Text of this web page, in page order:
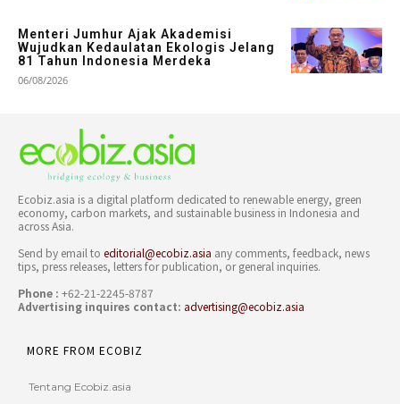
Menteri Jumhur Ajak Akademisi
Wujudkan Kedaulatan Ekologis Jelang
81 Tahun Indonesia Merdeka
06/08/2026
Ecobiz.asia is a digital platform dedicated to renewable energy, green
economy, carbon markets, and sustainable business in Indonesia and
across Asia.
Send by email to editorial@ecobiz.asia any comments, feedback, news
tips, press releases, letters for publication, or general inquiries.
Phone : +62-21-2245-8787
Advertising inquires contact: advertising@ecobiz.asia
MORE FROM ECOBIZ
Tentang Ecobiz.asia